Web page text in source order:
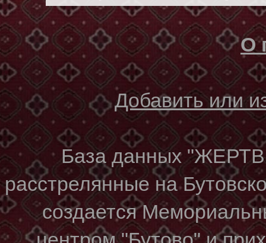
О
Добавить или
База данных
расстрелянные на
создается